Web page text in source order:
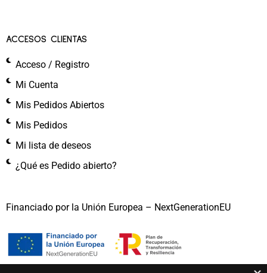
ACCESOS CLIENTAS
Acceso / Registro
Mi Cuenta
Mis Pedidos Abiertos
Mis Pedidos
Mi lista de deseos
¿Qué es Pedido abierto?
Financiado por la Unión Europea – NextGenerationEU